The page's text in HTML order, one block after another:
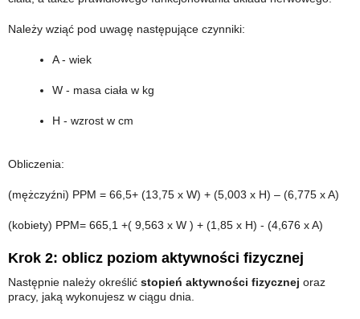
Należy wziąć pod uwagę następujące czynniki:
A - wiek
W - masa ciała w kg
H - wzrost w cm
Obliczenia:
(mężczyźni) PPM = 66,5+ (13,75 x W) + (5,003 x H) – (6,775 x A)
(kobiety) PPM= 665,1 +( 9,563 x W ) + (1,85 x H) - (4,676 x A)
Krok 2: oblicz poziom aktywności fizycznej
Następnie należy określić stopień aktywności fizycznej oraz
pracy, jaką wykonujesz w ciągu dnia.